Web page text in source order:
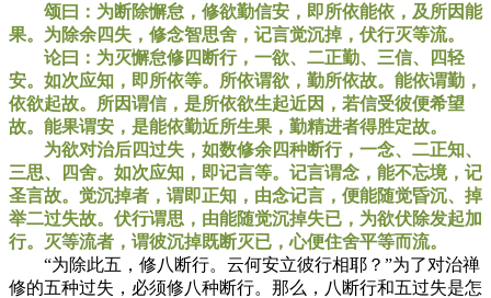
颂曰：为断除懈怠，修欲勤信安，即所依能依，及所因能
果。为除余四失，修念智思舍，记言觉沉掉，伏行灭等流。
论曰：为灭懈怠修四断行，一欲、二正勤、三信、四轻
安。如次应知，即所依等。所依谓欲，勤所依故。能依谓勤，
依欲起故。所因谓信，是所依欲生起近因，若信受彼便希望
故。能果谓安，是能依勤近所生果，勤精进者得胜定故。
为欲对治后四过失，如数修余四种断行，一念、二正知、
三思、四舍。如次应知，即记言等。记言谓念，能不忘境，记
圣言故。觉沉掉者，谓即正知，由念记言，便能随觉昏沉、掉
举二过失故。伏行谓思，由能随觉沉掉失已，为欲伏除发起加
行。灭等流者，谓彼沉掉既断灭已，心便住舍平等而流。
“为除此五，修八断行。云何安立彼行相耶？”为了对治禅
修的五种过失，必须修八种断行。那么，八断行和五过失是怎